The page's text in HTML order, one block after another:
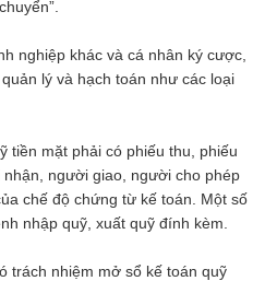
nghiệp khác và cá nhân ký cược,
lý và hạch toán như các loại
tiền mặt phải có phiếu thu, phiếu
người giao, người cho phép
chế độ chứng từ kế toán. Một số
nhập quỹ, xuất quỹ đính kèm.
trách nhiệm mở sổ kế toán quỹ